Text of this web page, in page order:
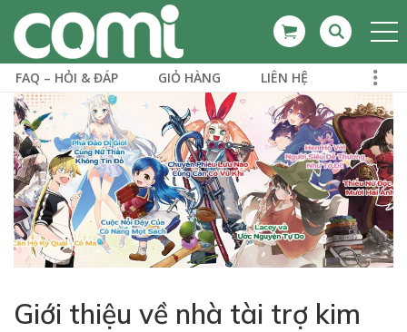
FAQ – HỎI & ĐÁP GIỎ HÀNG LIÊN HỆ
Giới thiệu về nhà tài trợ kim